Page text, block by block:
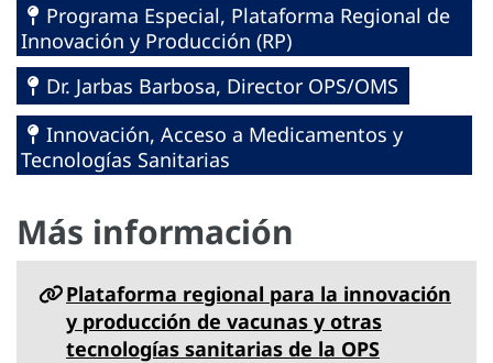
Programa Especial, Plataforma Regional de
Innovación y Producción (RP)
Dr. Jarbas Barbosa, Director OPS/OMS
Innovación, Acceso a Medicamentos y
Tecnologías Sanitarias
Más información
Plataforma regional para la innovación
y producción de vacunas y otras
tecnologías sanitarias de la OPS